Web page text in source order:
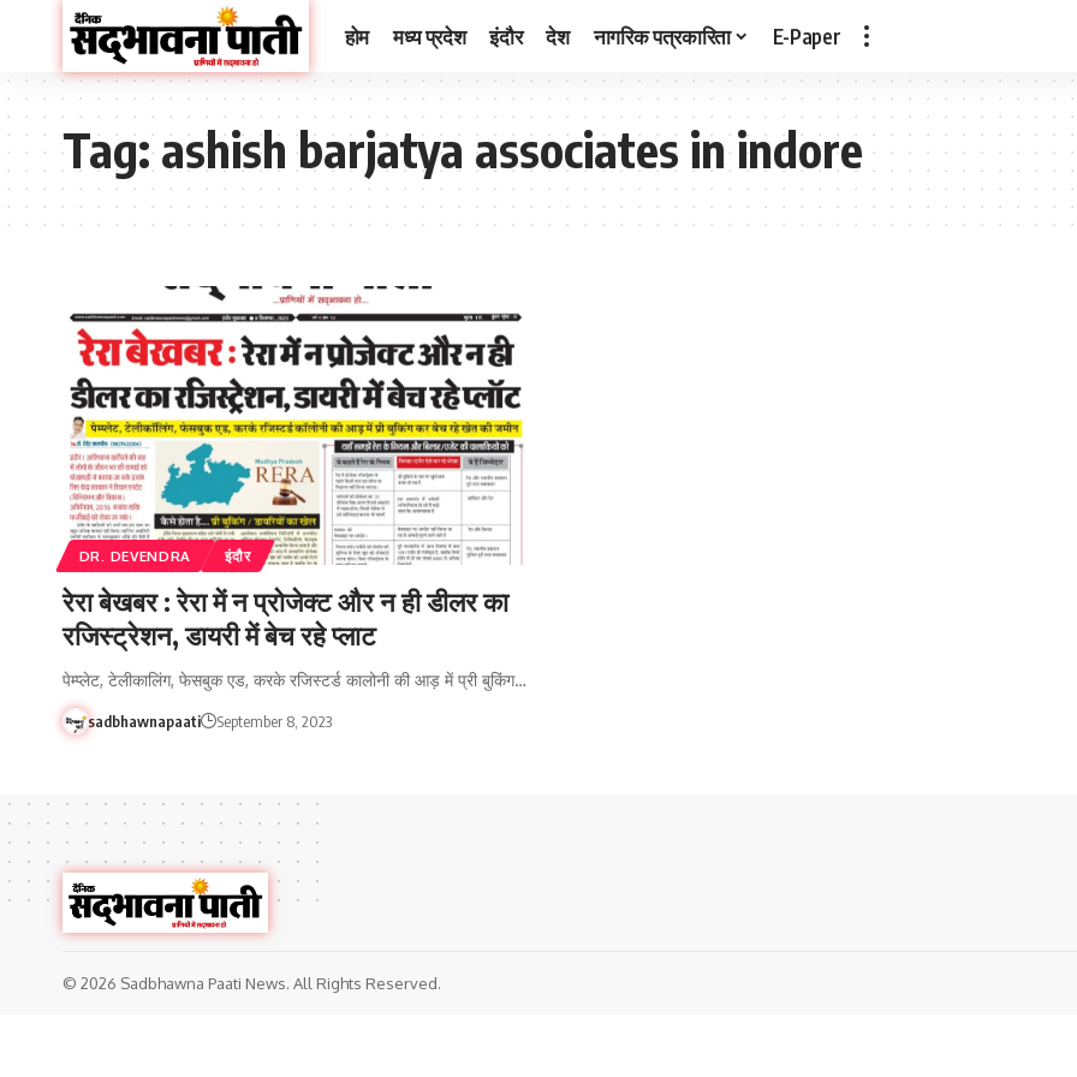
होम मध्य प्रदेश इंदौर देश नागरिक पत्रकारिता E-Paper
Tag:ashish barjatya associates in indore
DR. DEVENDRA इंदौर
रेरा बेखबर : रेरा में न प्रोजेक्ट और न ही डीलर का
रजिस्ट्रेशन, डायरी में बेच रहे प्लाट
पेम्प्लेट, टेलीकालिंग, फेसबुक एड, करके रजिस्टर्ड कालोनी की आड़ में प्री बुकिंग…
sadbhawnapaati September 8, 2023
© 2026 Sadbhawna Paati News. All Rights Reserved.